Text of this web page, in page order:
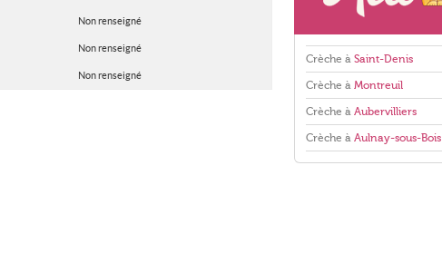
Non renseigné
Non renseigné
Non renseigné
Crèche à Saint-Denis
Crèche à Montreuil
Crèche à Aubervilliers
Crèche à Aulnay-sous-Bois